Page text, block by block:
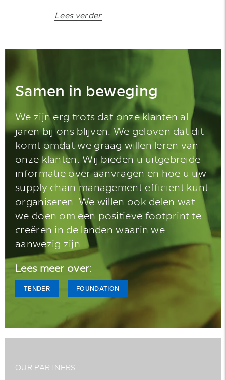
Lees verder
Samen in beweging
We zijn erg trots dat onze klanten al
jaren bij ons blijven. We geloven dat dit
komt omdat we graag willen leren van
onze klanten. Wij bieden u uitgebreide
informatie over aanvragen en hoe u uw
supply chain management efficiënt kunt
organiseren. We willen ook delen wat
we doen om een positieve footprint te
creëren in de landen waarin we
aanwezig zijn.
Lees meer over:
TENDER FOUNDATION
OUR PARTNERS